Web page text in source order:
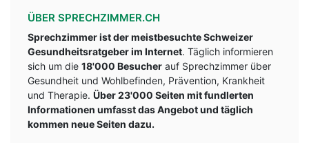
ÜBER SPRECHZIMMER.CH
Sprechzimmer ist der meistbesuchte Schweizer
Gesundheitsratgeber im Internet. Täglich informieren
sich um die 18'000 Besucher auf Sprechzimmer über
Gesundheit und Wohlbefinden, Prävention, Krankheit
und Therapie. Über 23'000 Seiten mit fundlerten
Informationen umfasst das Angebot und täglich
kommen neue Seiten dazu.